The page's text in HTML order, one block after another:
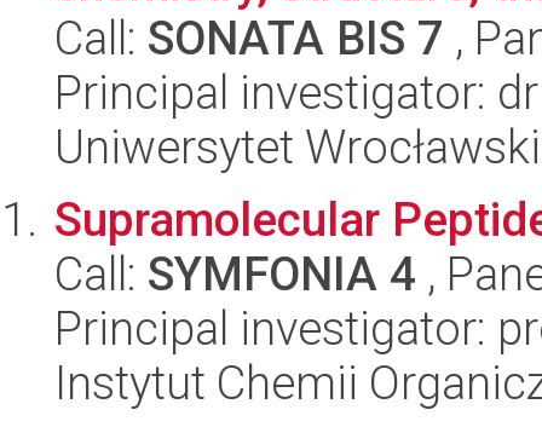
Call: SONATA BIS 7 ,
Principal investigator:
Uniwersytet
Supramolecular
Call: SYMFONIA 4 ,
Principal investigator:
Instytut Chemii